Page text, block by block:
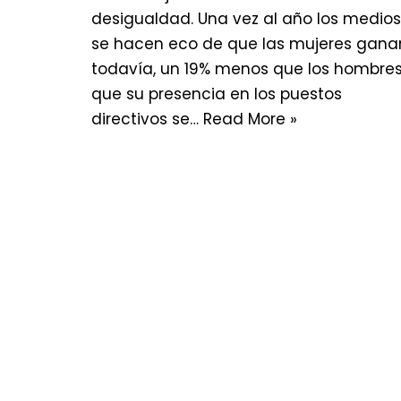
desigualdad. Una vez al año los medios
se hacen eco de que las mujeres
todavía, un 19% menos que los
que su presencia en los puestos
directivos se… Read More »